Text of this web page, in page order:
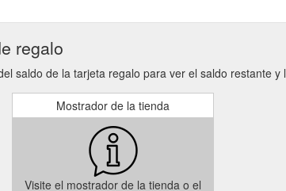
regalo
saldo de la tarjeta regalo para ver el saldo restante y
Mostrador de la tienda
Visite el mostrador de la tienda o el